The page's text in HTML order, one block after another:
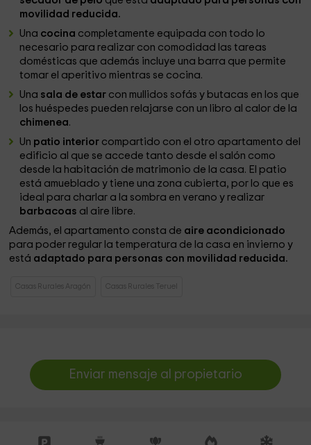
movilidad reducida.
Una cocina completamente equipada con todo lo
necesario para realizar con comodidad las tareas
domésticas que además incluye una barra que permite
tomar el aperitivo mientras se cocina.
Una sala de estar con mullidos sofás y butacas en los que
los huéspedes pueden relajarse con un libro al calor de la
chimenea.
Un patio interior compartido con el otro apartamento del
edificio al que se accede tanto desde el salón como
desde la habitación de matrimonio de la casa. El patio
está amueblado y tiene una zona cubierta, por lo que es
ideal para charlar a la sombra en verano y realizar
barbacoas al aire libre.
Además, el apartamento consta de aire acondicionado
para poder regular la temperatura de la casa en invierno y
está adaptado para personas con movilidad reducida.
Casas Rurales Aragón Casas Rurales Teruel
Enviar mensaje al propietario